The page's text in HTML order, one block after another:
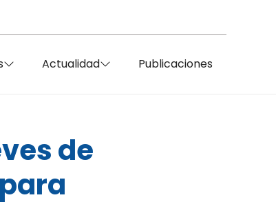
Actualidad Publicaciones
de